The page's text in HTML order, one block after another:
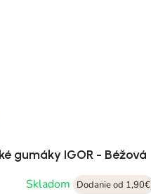
gumáky IGOR - Béžová
Skladom
Dodanie od 1,90€